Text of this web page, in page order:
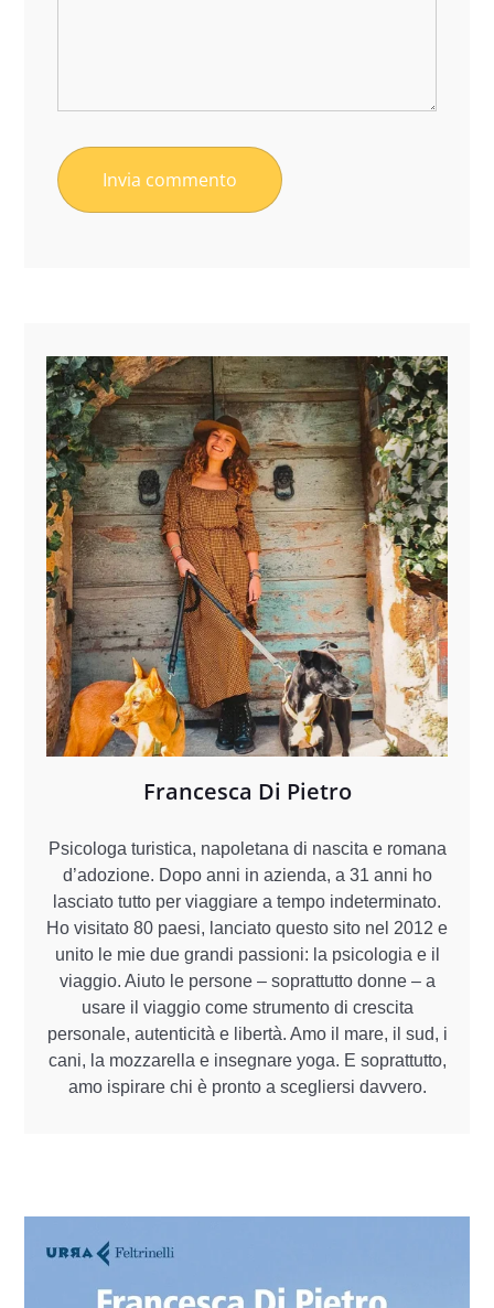
Francesca Di Pietro
Psicologa turistica, napoletana di nascita e romana
d’adozione. Dopo anni in azienda, a 31 anni ho
lasciato tutto per viaggiare a tempo indeterminato.
Ho visitato 80 paesi, lanciato questo sito nel 2012 e
unito le mie due grandi passioni: la psicologia e il
viaggio. Aiuto le persone – soprattutto donne – a
usare il viaggio come strumento di crescita
personale, autenticità e libertà. Amo il mare, il sud, i
cani, la mozzarella e insegnare yoga. E soprattutto,
amo ispirare chi è pronto a scegliersi davvero.